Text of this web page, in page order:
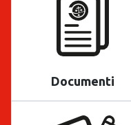
Documenti